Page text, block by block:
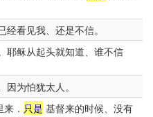
看见我、还是不信。
耶稣从起头就知道、谁不信
为怕犹太人。
． 只是 基督来的时候、没有